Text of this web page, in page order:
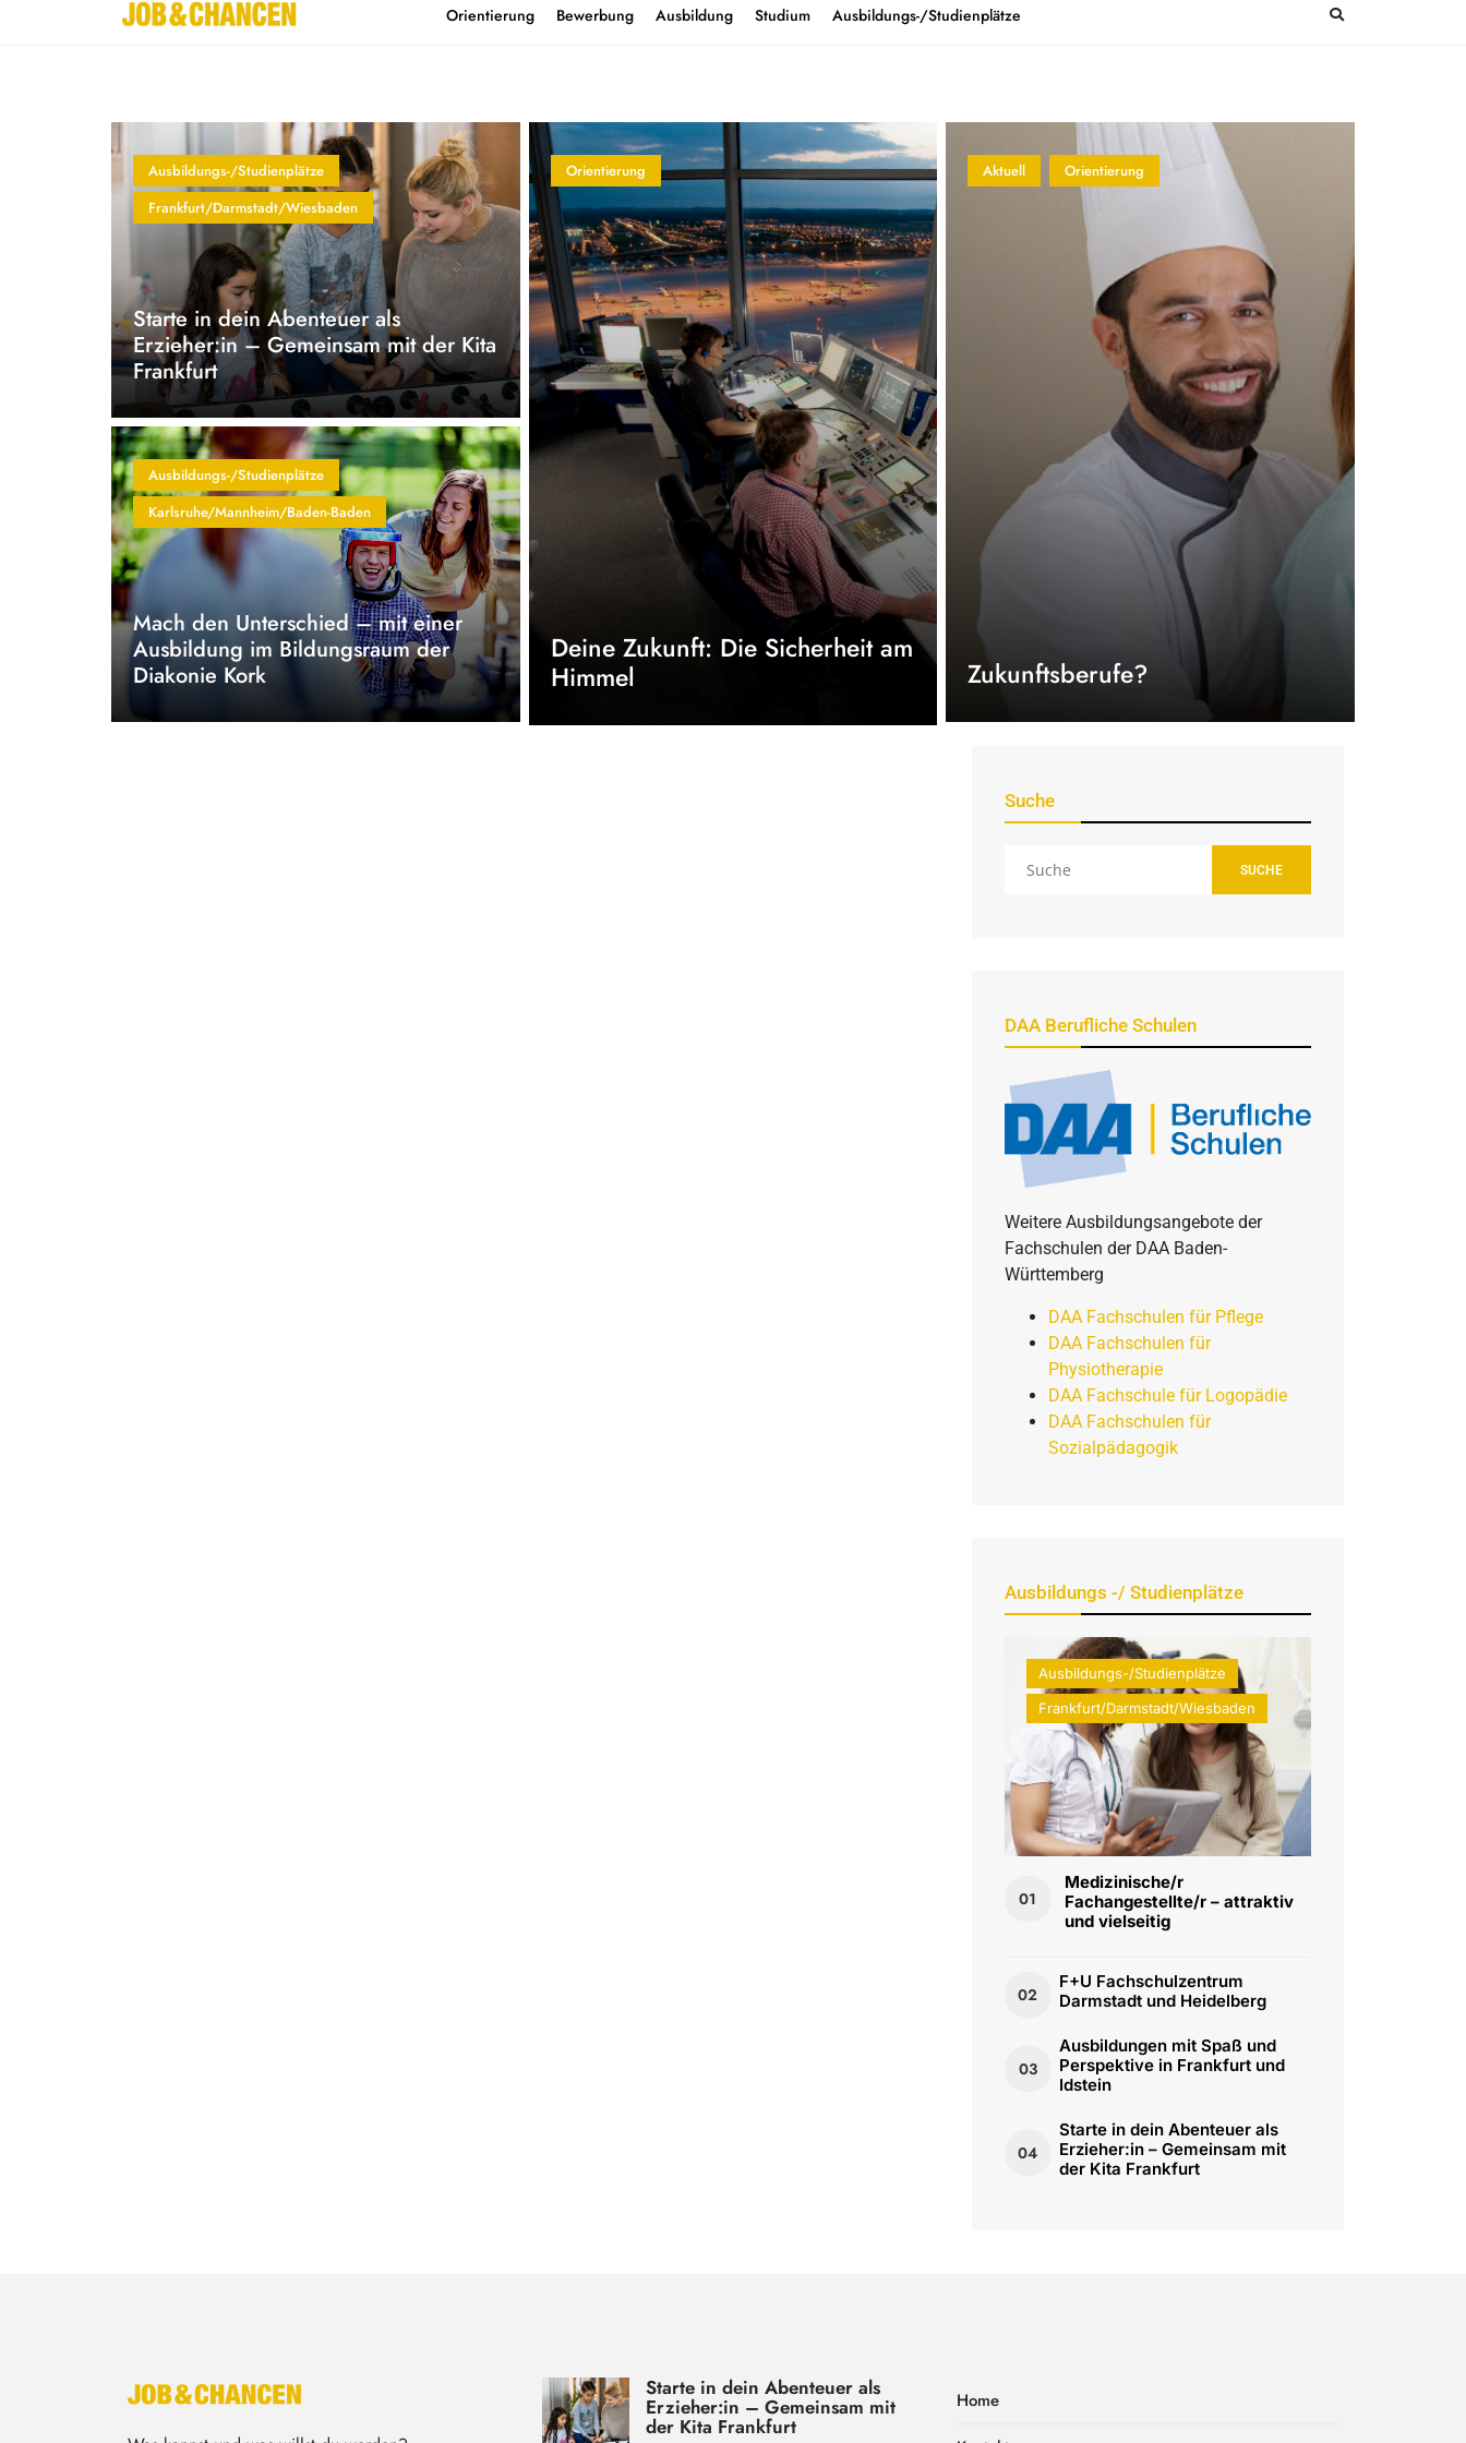
Home Kontakt Orientierung Bewerbung Ausbildung Studium Ausbildungs-/Studienplätze
Ausbildungs-/Studienplätze
Frankfurt/Darmstadt/Wiesbaden
Starte in dein Abenteuer als
Erzieher:in – Gemeinsam mit der Kita
Frankfurt
Ausbildungs-/Studienplätze
Karlsruhe/Mannheim/Baden-Baden
Mach den Unterschied – mit einer
Ausbildung im Bildungsraum der
Diakonie Kork
Orientierung
Deine Zukunft: Die Sicherheit am
Himmel
Aktuell Orientierung
Zukunftsberufe?
Suche
SUCHE
DAA Berufliche Schulen
Weitere Ausbildungsangebote der
Fachschulen der DAA Baden-
Württemberg
DAA Fachschulen für Pflege
DAA Fachschulen für
Physiotherapie
DAA Fachschule für Logopädie
DAA Fachschulen für
Sozialpädagogik
Ausbildungs -/ Studienplätze
Ausbildungs-/Studienplätze
Frankfurt/Darmstadt/Wiesbaden
01
Medizinische/r
Fachangestellte/r – attraktiv
und vielseitig
02
F+U Fachschulzentrum
Darmstadt und Heidelberg
03
Ausbildungen mit Spaß und
Perspektive in Frankfurt und
Idstein
04
Starte in dein Abenteuer als
Erzieher:in – Gemeinsam mit
der Kita Frankfurt
Starte in dein Abenteuer als
Erzieher:in – Gemeinsam mit
der Kita Frankfurt
Home